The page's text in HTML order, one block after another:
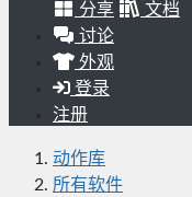
分享
文档
讨论
外观
登录
注册
动作库
所有软件